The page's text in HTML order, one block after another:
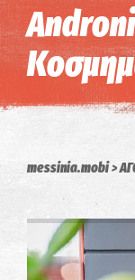
Η
messinia.mobi